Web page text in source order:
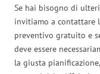
Se hai bisogno di
invitiamo a contattare
preventivo gratuito e
deve essere
la giusta